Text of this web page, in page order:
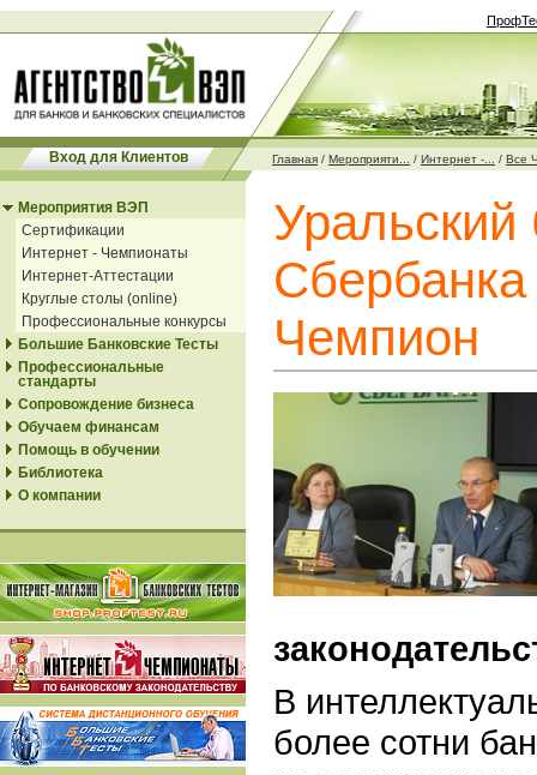
Вход для Клиентов Главная / Мероприяти... / Интернет -... / Все
Мероприятия ВЭП
Сертификации
Интернет - Чемпионаты
Интернет-Аттестации
Круглые столы (online)
Профессиональные конкурсы
Большие Банковские Тесты
Профессиональные
стандарты
Сопровождение бизнеса
Обучаем финансам
Помощь в обучении
Библиотека
О компании
Уральский
Чемпион
В
более сотни